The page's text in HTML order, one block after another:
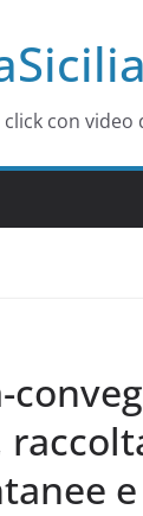
click con video